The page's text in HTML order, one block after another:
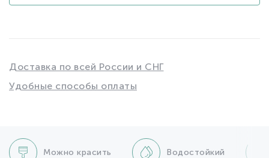
Доставка по всей России и СНГ
Удобные способы оплаты
Можно красить Водостойкий